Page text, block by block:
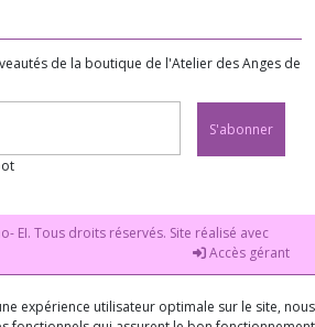
de la boutique de l'Atelier des Anges de
S'abonner
EI. Tous droits réservés. Site réalisé avec
Accès gérant
expérience utilisateur optimale sur le site, nous